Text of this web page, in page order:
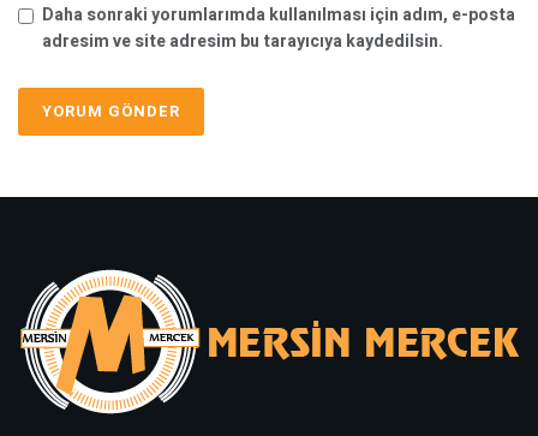
Daha sonraki yorumlarımda kullanılması için adım, e-posta
adresim ve site adresim bu tarayıcıya kaydedilsin.